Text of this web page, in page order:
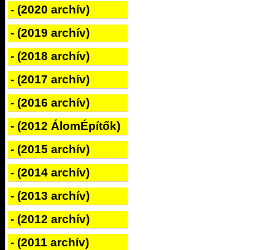
- (2020 archív)
- (2019 archív)
- (2018 archív)
- (2017 archív)
- (2016 archív)
- (2012 ÁlomÉpítők)
- (2015 archív)
- (2014 archív)
- (2013 archív)
- (2012 archív)
- (2011 archív)